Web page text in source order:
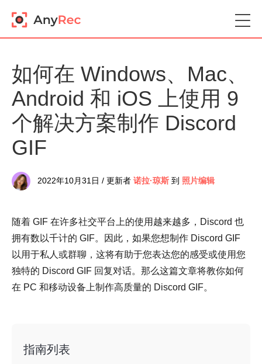
如何在 Windows、Mac、
Android 和 iOS 上使用 9
个解决方案制作 Discord
GIF
2022年10月31日 / 更新者 诺拉·琼斯 到 照片编辑
随着 GIF 在许多社交平台上的使用越来越多，Discord 也
拥有数以千计的 GIF。因此，如果您想制作 Discord GIF
以用于私人或群聊，这将有助于您表达您的感受或使用您
独特的 Discord GIF 回复对话。那么这篇文章将教你如何
在 PC 和移动设备上制作高质量的 Discord GIF。
指南列表